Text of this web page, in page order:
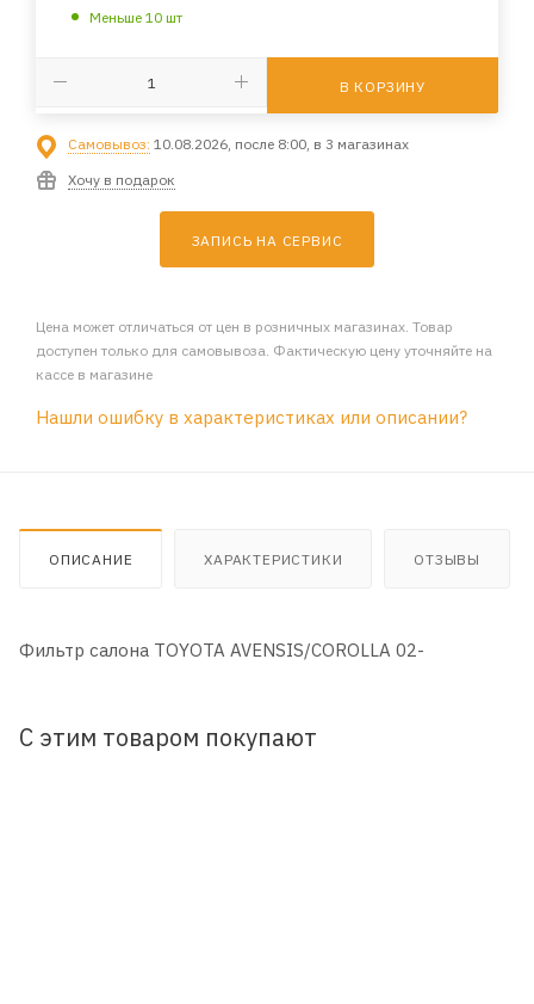
Меньше 10 шт
В КОРЗИНУ
Самовывоз: 10.08.2026, после 8:00, в 3 магазинах
Хочу в подарок
ЗАПИСЬ НА СЕРВИС
Цена может отличаться от цен в розничных магазинах. Товар
доступен только для самовывоза. Фактическую цену уточняйте на
кассе в магазине
Нашли ошибку в характеристиках или описании?
ОПИСАНИЕ ХАРАКТЕРИСТИКИ ОТЗЫВЫ
Фильтр салона TOYOTA AVENSIS/COROLLA 02-
С этим товаром покупают